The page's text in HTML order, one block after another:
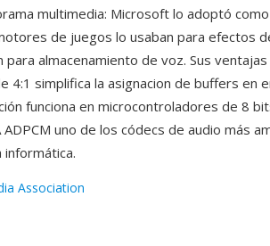
multimedia: Microsoft lo adoptó como
de juegos lo usaban para efectos
almacenamiento de voz. Sus
4:1 simplifica la asignacion de buffers en
funciona en microcontroladores de 8
uno de los códecs de audio más
Association